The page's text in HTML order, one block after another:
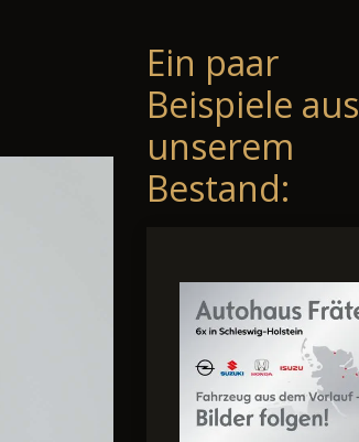
Ein paar
Beispiele aus
unserem
Bestand: